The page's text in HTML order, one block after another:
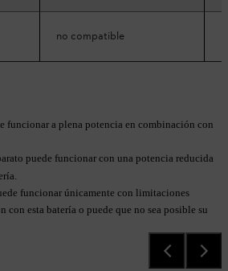
no compatible
funcionar a plena potencia en combinación con
puede funcionar con una potencia reducida
funcionar únicamente con limitaciones
con esta batería o puede que no sea posible su